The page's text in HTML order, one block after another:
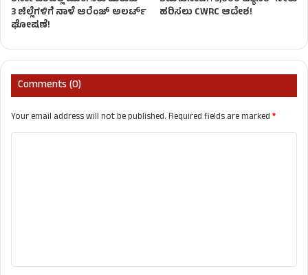
3 ಜಿಲ್ಲೆಗಳಿಗೆ ನಾಳೆ ಆರೆಂಜ್​​ ಅಲರ್ಟ್​​
ಘೋಷಣೆ!
ಹರಿಸಲು CWRC ಆದೇಶ!
Comments (0)
Your email address will not be published.Required fields are marked*
t